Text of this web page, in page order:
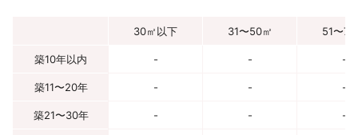
30㎡以下 31〜50㎡ 51〜70
築10年以内 - - -
築11〜20年 - - -
築21〜30年 - - -